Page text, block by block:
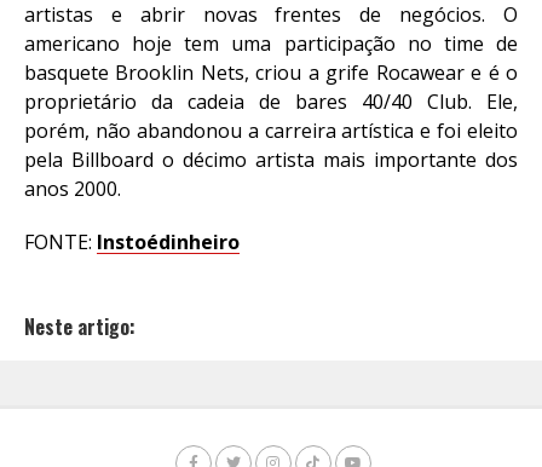
artistas e abrir novas frentes de negócios. O
americano hoje tem uma participação no time de
basquete Brooklin Nets, criou a grife Rocawear e é o
proprietário da cadeia de bares 40/40 Club. Ele,
porém, não abandonou a carreira artística e foi eleito
pela Billboard o décimo artista mais importante dos
anos 2000.
FONTE: Instoédinheiro
Neste artigo: